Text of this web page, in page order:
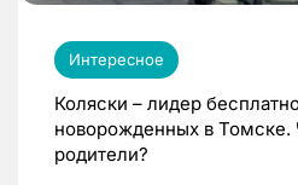
Интересное
Коляски – лидер
новорожденных в Томске.
родители?